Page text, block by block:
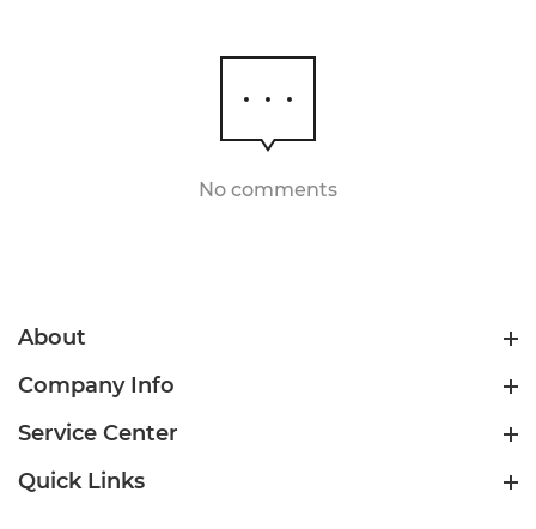
No comments
About
Company Info
Service Center
Quick Links